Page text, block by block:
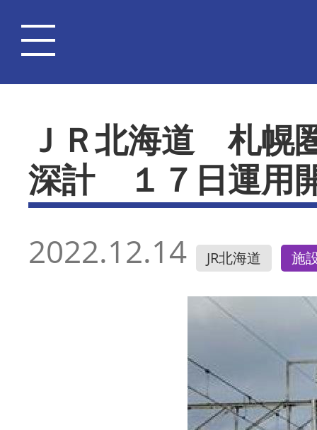
ＪＲ北海道 札幌
深計 １７日運用
2022.12.14 JR北海道 施